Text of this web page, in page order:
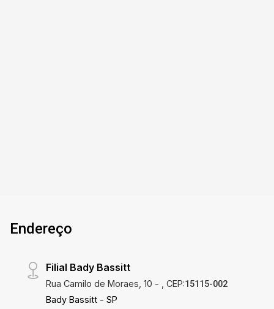
Endereço
Filial Bady Bassitt
Rua Camilo de Moraes, 10 - , CEP:15115-002
Bady Bassitt - SP